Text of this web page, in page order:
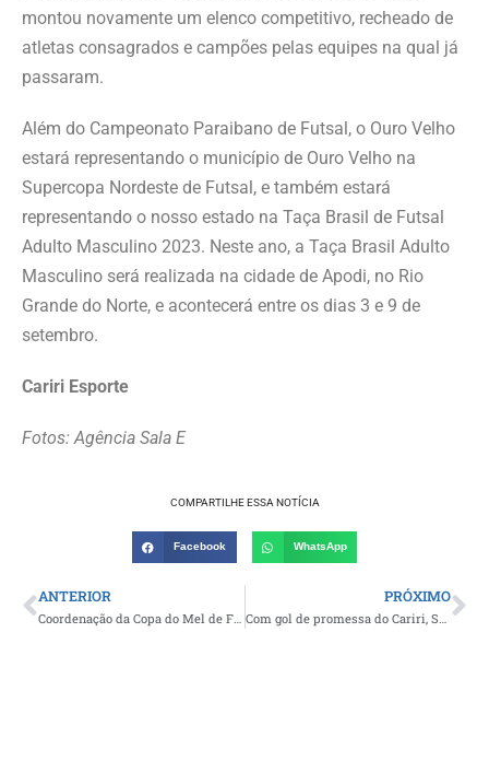
montou novamente um elenco competitivo, recheado de
atletas consagrados e campões pelas equipes na qual já
passaram.
Além do Campeonato Paraibano de Futsal, o Ouro Velho
estará representando o município de Ouro Velho na
Supercopa Nordeste de Futsal, e também estará
representando o nosso estado na Taça Brasil de Futsal
Adulto Masculino 2023. Neste ano, a Taça Brasil Adulto
Masculino será realizada na cidade de Apodi, no Rio
Grande do Norte, e acontecerá entre os dias 3 e 9 de
setembro.
Cariri Esporte
Fotos: Agência Sala E
COMPARTILHE ESSA NOTÍCIA
Facebook WhatsApp
ANTERIOR PRÓXIMO